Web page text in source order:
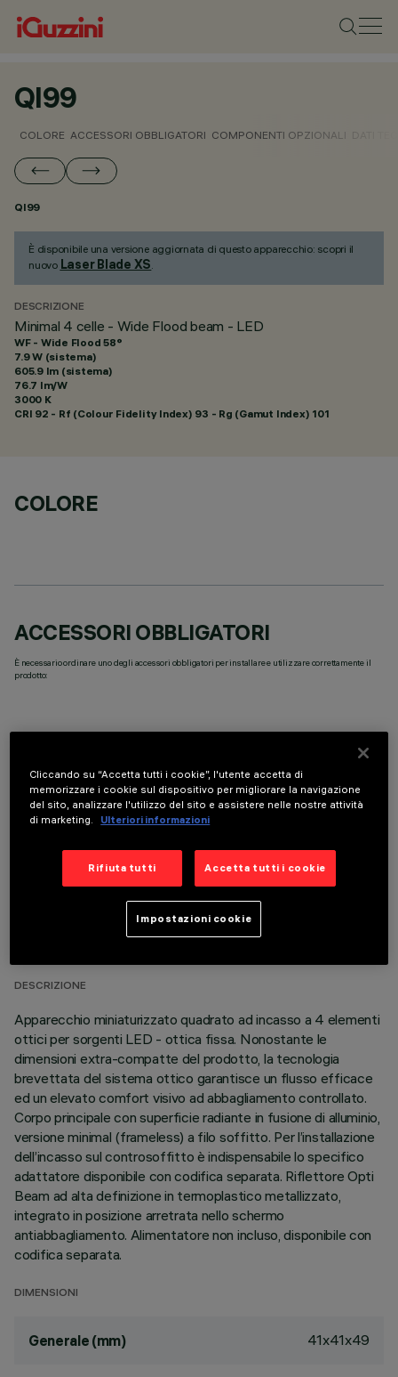
QI99
COLORE ACCESSORI OBBLIGATORI COMPONENTI OPZIONALI
QI99
È disponibile una versione aggiornata di questo apparecchio: scopri il
nuovo Laser Blade XS.
DESCRIZIONE
Minimal 4 celle - Wide Flood beam - LED
WF - Wide Flood 58°
7.9 W (sistema)
605.9 lm (sistema)
76.7 lm/W
3000 K
CRI 92 - Rf (Colour Fidelity Index) 93 - Rg (Gamut Index) 101
COLORE
ACCESSORI OBBLIGATORI
È necessario ordinare uno degli accessori obbligatori per installare e utilizzare correttamente il
prodotto:
COMPONENTI OPZIONALI
DATI TECNICI
ULTIMO AGGIORNAMENTO: 05/08/2026
DESCRIZIONE
Apparecchio miniaturizzato quadrato ad incasso a 4 elementi
ottici per sorgenti LED - ottica fissa. Nonostante le
dimensioni extra-compatte del prodotto, la tecnologia
brevettata del sistema ottico garantisce un flusso efficace
ed un elevato comfort visivo ad abbagliamento controllato.
Corpo principale con superficie radiante in fusione di alluminio,
versione minimal (frameless) a filo soffitto. Per l’installazione
dell’incasso sul controsoffitto è indispensabile lo specifico
adattatore disponibile con codifica separata. Riflettore Opti
Beam ad alta definizione in termoplastico metallizzato,
integrato in posizione arretrata nello schermo
antiabbagliamento. Alimentatore non incluso, disponibile con
codifica separata.
DIMENSIONI
Generale (mm) 41x41x49
Cliccando su “Accetta tutti i cookie”, l'utente accetta di
memorizzare i cookie sul dispositivo per migliorare la navigazione
del sito, analizzare l'utilizzo del sito e assistere nelle nostre attività
di marketing.
Ulteriori informazioni
Rifiuta tutti Accetta tutti i cookie
Impostazioni cookie